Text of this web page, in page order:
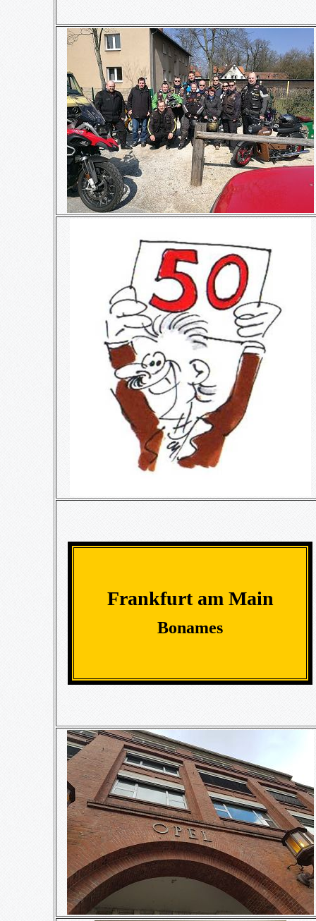
Frankfurt am Main
Bonames